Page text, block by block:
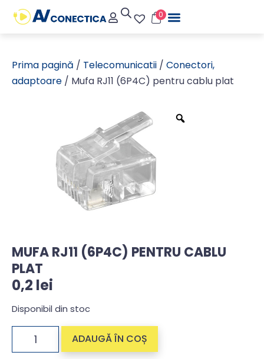
0
Prima pagină / Telecomunicatii / Conectori,
adaptoare / Mufa RJ11 (6P4C) pentru cablu plat
MUFA RJ11 (6P4C) PENTRU CABLU
PLAT
0,2 lei
Disponibil din stoc
ADAUGĂ ÎN COȘ